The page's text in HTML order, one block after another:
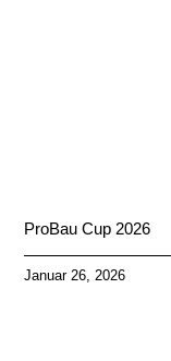
ProBau Cup 2026
Januar 26, 2026